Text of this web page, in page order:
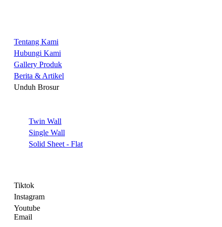
Tentang Kami
Hubungi Kami
Gallery Produk
Berita & Artikel
Unduh Brosur
Twin Wall
Single Wall
Solid Sheet - Flat
Tiktok
Instagram
Youtube
Email